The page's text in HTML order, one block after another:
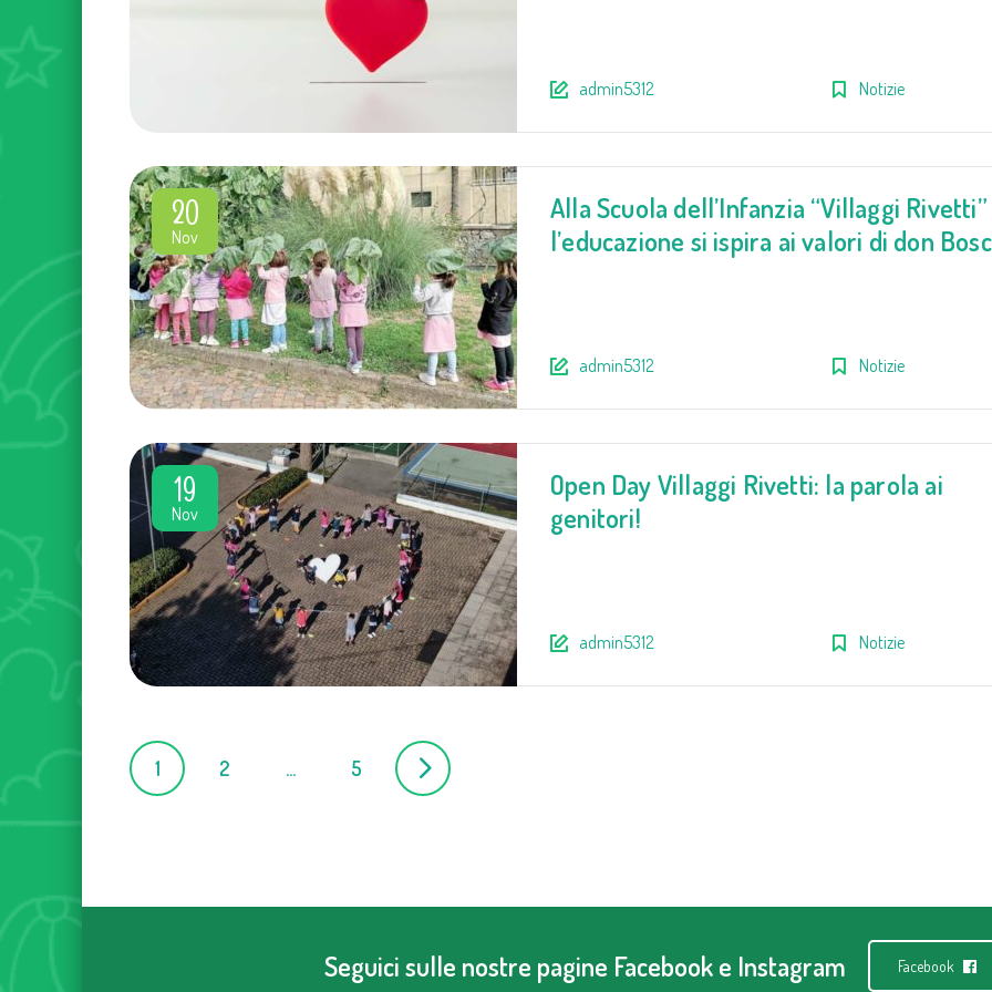
admin5312 Notizie
20
Nov
Alla Scuola dell’Infanzia “Villaggi Rivetti”
l’educazione si ispira ai valori di don
admin5312 Notizie
19
Nov
Open Day Villaggi Rivetti: la parola ai
genitori!
admin5312 Notizie
Posts
1 2 … 5
Seguici sulle nostre pagine Facebook e Instagram Facebook